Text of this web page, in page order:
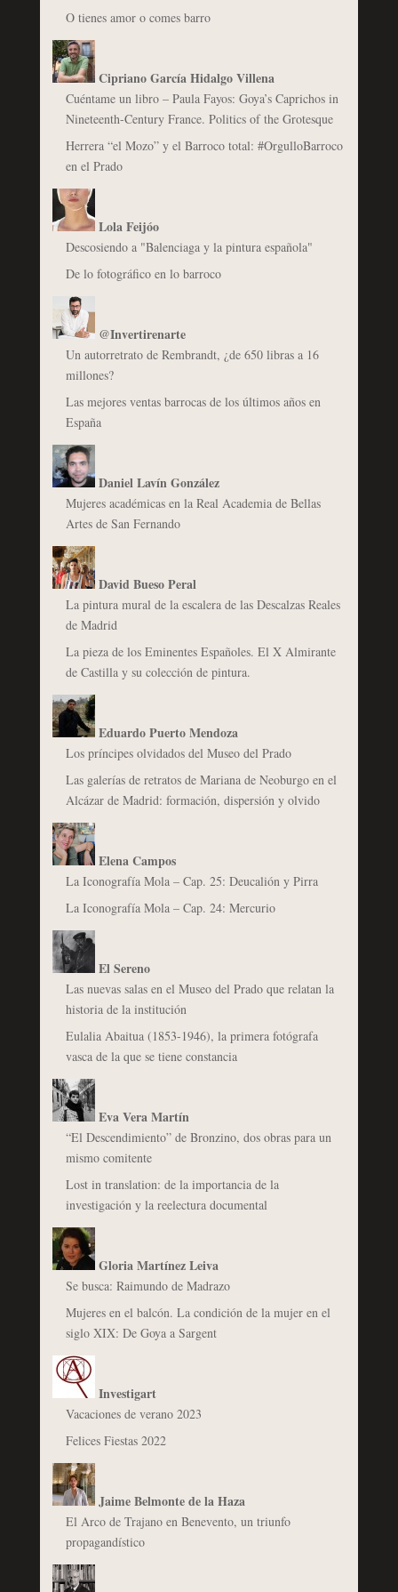
O tienes amor o comes barro
Cipriano García Hidalgo Villena
Cuéntame un libro – Paula Fayos: Goya’s Caprichos in
Nineteenth-Century France. Politics of the Grotesque
Herrera “el Mozo” y el Barroco total: #OrgulloBarroco
en el Prado
Lola Feijóo
Descosiendo a "Balenciaga y la pintura española"
De lo fotográfico en lo barroco
@Invertirenarte
Un autorretrato de Rembrandt, ¿de 650 libras a 16
millones?
Las mejores ventas barrocas de los últimos años en
España
Daniel Lavín González
Mujeres académicas en la Real Academia de Bellas
Artes de San Fernando
David Bueso Peral
La pintura mural de la escalera de las Descalzas Reales
de Madrid
La pieza de los Eminentes Españoles. El X Almirante
de Castilla y su colección de pintura.
Eduardo Puerto Mendoza
Los príncipes olvidados del Museo del Prado
Las galerías de retratos de Mariana de Neoburgo en el
Alcázar de Madrid: formación, dispersión y olvido
Elena Campos
La Iconografía Mola – Cap. 25: Deucalión y Pirra
La Iconografía Mola – Cap. 24: Mercurio
El Sereno
Las nuevas salas en el Museo del Prado que relatan la
historia de la institución
Eulalia Abaitua (1853-1946), la primera fotógrafa
vasca de la que se tiene constancia
Eva Vera Martín
“El Descendimiento” de Bronzino, dos obras para un
mismo comitente
Lost in translation: de la importancia de la
investigación y la reelectura documental
Gloria Martínez Leiva
Se busca: Raimundo de Madrazo
Mujeres en el balcón. La condición de la mujer en el
siglo XIX: De Goya a Sargent
Investigart
Vacaciones de verano 2023
Felices Fiestas 2022
Jaime Belmonte de la Haza
El Arco de Trajano en Benevento, un triunfo
propagandístico